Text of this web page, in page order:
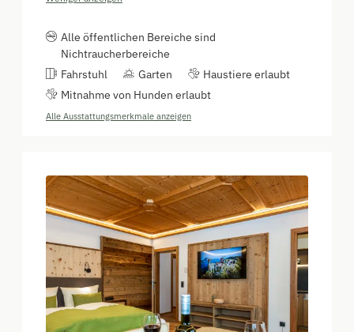
Alle öffentlichen Bereiche sind
Nichtraucherbereiche
Fahrstuhl
Garten
Haustiere erlaubt
Mitnahme von Hunden erlaubt
Alle Ausstattungsmerkmale anzeigen